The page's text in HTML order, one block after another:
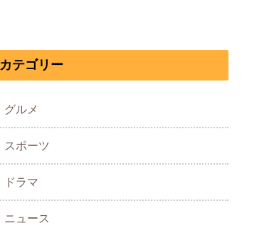
カテゴリー
グルメ
スポーツ
ドラマ
ニュース